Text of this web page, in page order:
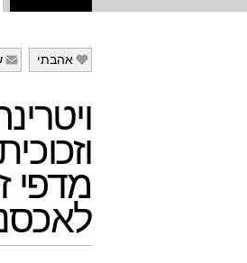
e אהבתי f
מדפי